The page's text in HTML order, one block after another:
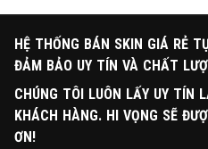
HỆ THỐNG BÁN SKIN GIÁ RẺ
ĐẢM BẢO UY TÍN VÀ CHẤT
CHÚNG TÔI LUÔN LẤY UY TÍN
KHÁCH HÀNG. HI VỌNG SẼ
ƠN!